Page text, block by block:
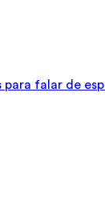
para falar de